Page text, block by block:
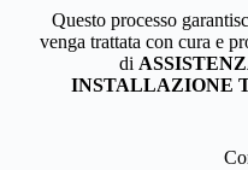
Questo processo
venga trattata con cura e
di
INSTALLAZIONE